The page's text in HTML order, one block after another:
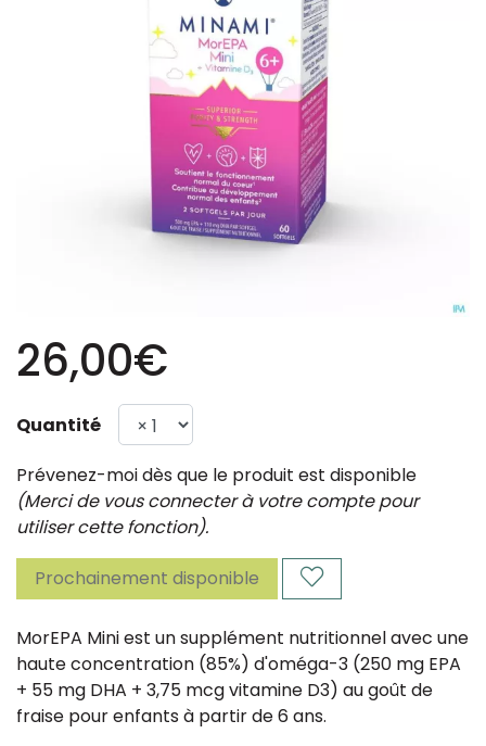
26,00€
Quantité
Prévenez-moi dès que le produit est disponible
(Merci de vous connecter à votre compte pour
utiliser cette fonction).
Prochainement disponible
MorEPA Mini est un supplément nutritionnel avec une
haute concentration (85%) d'oméga-3 (250 mg EPA
+ 55 mg DHA + 3,75 mcg vitamine D3) au goût de
fraise pour enfants à partir de 6 ans.